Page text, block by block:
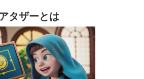
アタザーとは